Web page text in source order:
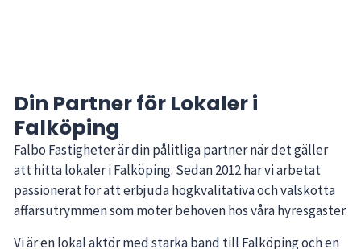
Din Partner för Lokaler i
Falköping
Falbo Fastigheter är din pålitliga partner när det gäller
att hitta lokaler i Falköping. Sedan 2012 har vi arbetat
passionerat för att erbjuda högkvalitativa och välskötta
affärsutrymmen som möter behoven hos våra hyresgäster.
Vi är en lokal aktör med starka band till Falköping och en